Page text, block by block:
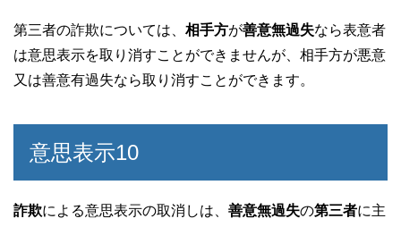
第三者の詐欺については、 相手方が善意無過失なら表意者
は意思表示を取り消すことができませんが、相手方が悪意
又は善意有過失なら取り消すことができます。
意思表示10
詐欺による意思表示の取消しは、 善意無過失の第三者に主